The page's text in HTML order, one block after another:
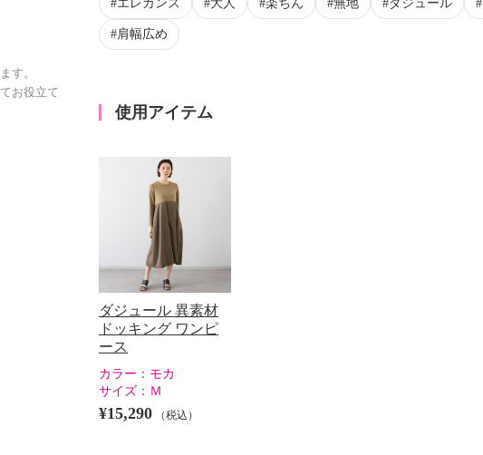
す。
お役立て
エレガンス 大人 楽ちん 無地 ダジュール
肩幅広め
使用アイテム
ダジュール 異素材
ドッキング ワンピ
ース
カラー： モカ
サイズ： Ｍ
¥15,290 （税込）